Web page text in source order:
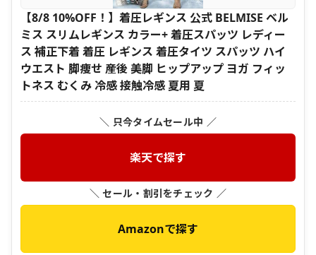
【8/8 10%OFF！】着圧レギンス 公式 BELMISE ベル
ミス スリムレギンス カラー+ 着圧スパッツ レディー
ス 補正下着 着圧 レギンス 着圧タイツ スパッツ ハイ
ウエスト 脚痩せ 産後 美脚 ヒップアップ ヨガ フィッ
トネス むくみ 冷感 接触冷感 夏用 夏
＼ 只今タイムセール中 ／
楽天で探す
＼ セール・割引をチェック ／
Amazonで探す